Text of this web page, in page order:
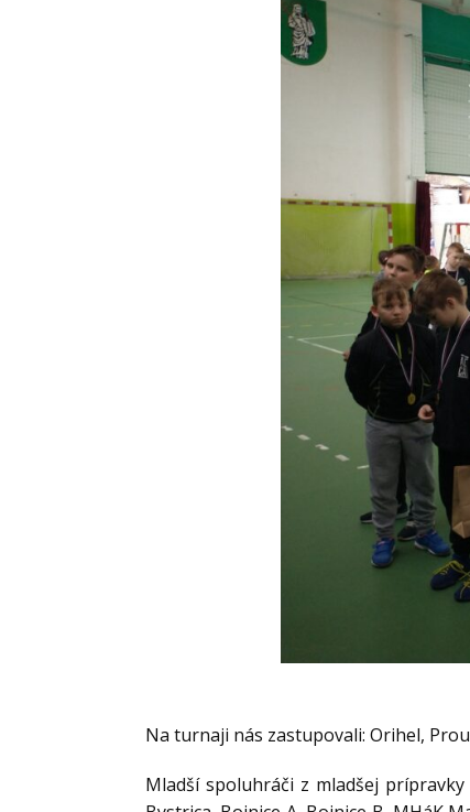
Na turnaji nás zastupovali: Orihel,
Mladší spoluhráči z mladšej